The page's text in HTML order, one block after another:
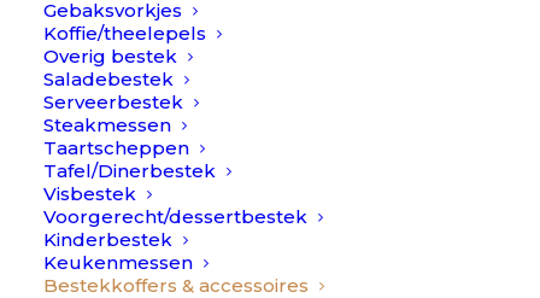
Gebaksvorkjes
Koffie/theelepels
Overig bestek
Saladebestek
Serveerbestek
Steakmessen
Taartscheppen
Tafel/Dinerbestek
Visbestek
Voorgerecht/dessertbestek
Kinderbestek
Keukenmessen
Bestekkoffers & accessoires